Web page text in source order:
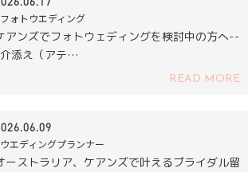
ォトウエディング
アンズでフォトウェディングを検討中の方へ--
添え（アテ…
READ MORE
エディングプランナー
ーストラリア、ケアンズで叶えるブライダル留